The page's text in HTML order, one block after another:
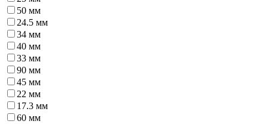
50 мм
24.5 мм
34 мм
40 мм
33 мм
90 мм
45 мм
22 мм
17.3 мм
60 мм